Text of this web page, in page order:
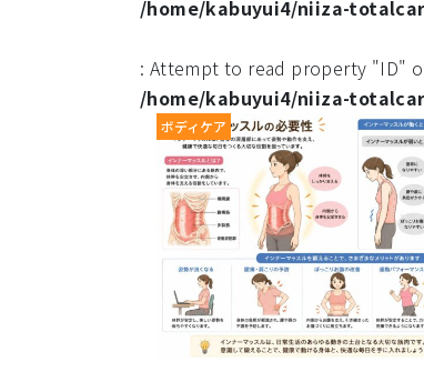
/home/kabuyui4/niiza-
: Attempt to read property "ID"
/home/kabuyui4/niiza-
ボディケア